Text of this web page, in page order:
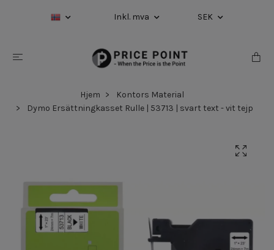
Inkl. mva SEK
Hjem
Kontors Material
Dymo Ersättningkasset Rulle | 53713 | svart text - vit tejp